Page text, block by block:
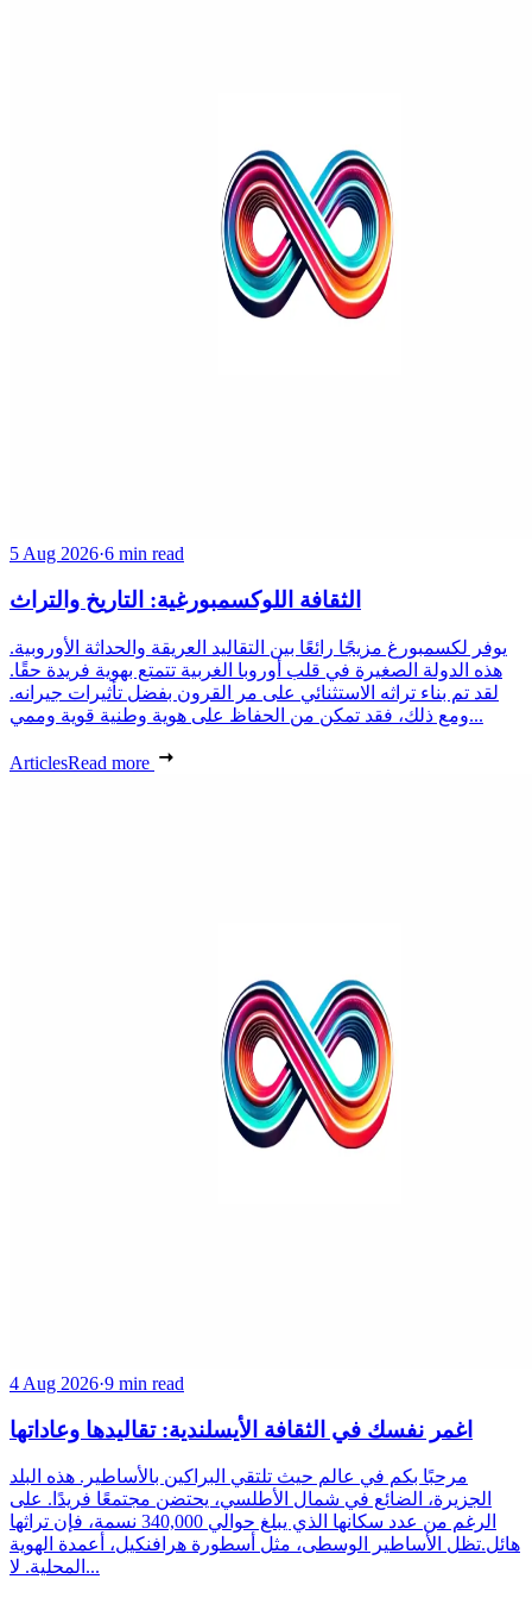
5 Aug 2026·6 min read
الثقافة اللوكسمبورغية: التاريخ والتراث
يوفر لكسمبورغ مزيجًا رائعًا بين التقاليد العريقة والحداثة الأوروبية.
هذه الدولة الصغيرة في قلب أوروبا الغربية تتمتع بهوية فريدة حقًا.
لقد تم بناء تراثه الاستثنائي على مر القرون بفضل تأثيرات جيرانه.
ومع ذلك، فقد تمكن من الحفاظ على هوية وطنية قوية وممي...
ArticlesRead more
4 Aug 2026·9 min read
اغمر نفسك في الثقافة الأيسلندية: تقاليدها وعاداتها
مرحبًا بكم في عالم حيث تلتقي البراكين بالأساطير. هذه البلد
الجزيرة، الضائع في شمال الأطلسي، يحتضن مجتمعًا فريدًا. على
الرغم من عدد سكانها الذي يبلغ حوالي 340,000 نسمة، فإن تراثها
هائل.تظل الأساطير الوسطى، مثل أسطورة هرافنكيل، أعمدة الهوية
المحلية. لا...